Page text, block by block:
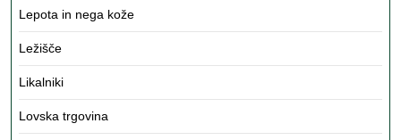
Lepota in nega kože
Ležišče
Likalniki
Lovska trgovina